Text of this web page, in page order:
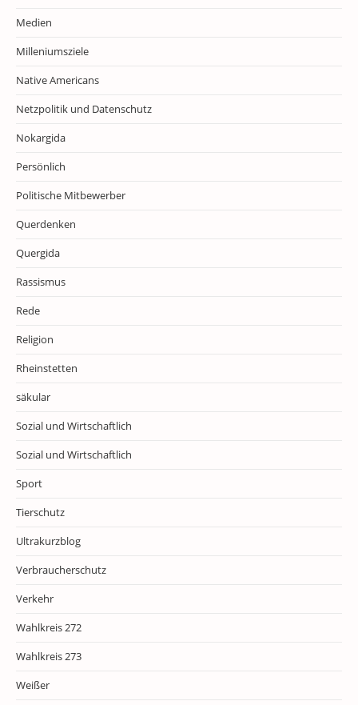
Medien
Milleniumsziele
Native Americans
Netzpolitik und Datenschutz
Nokargida
Persönlich
Politische Mitbewerber
Querdenken
Quergida
Rassismus
Rede
Religion
Rheinstetten
säkular
Sozial und Wirtschaftlich
Sozial und Wirtschaftlich
Sport
Tierschutz
Ultrakurzblog
Verbraucherschutz
Verkehr
Wahlkreis 272
Wahlkreis 273
Weißer